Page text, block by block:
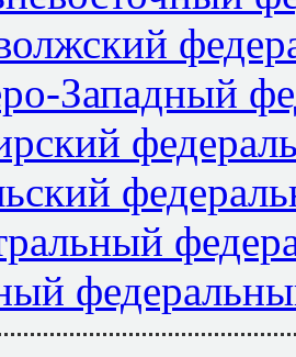
Западный